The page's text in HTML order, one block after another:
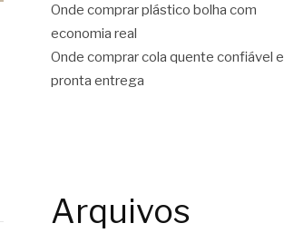
Onde comprar plástico bolha com
economia real
Onde comprar cola quente confiável e
pronta entrega
Arquivos